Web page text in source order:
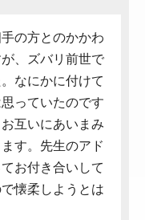
の方とのかかわ
、ズバリ前世で
なにかに付けて
っていたのです
互いにあいまみ
す。先生のアド
お付き合いして
懐柔しようとは